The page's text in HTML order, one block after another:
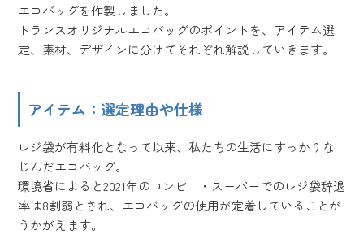
エコバッグを作製しました。
トランスオリジナルエコバッグのポイントを、アイテム選
定、素材、デザインに分けてそれぞれ解説していきます。
アイテム：選定理由や仕様
レジ袋が有料化となって以来、私たちの生活にすっかりな
じんだエコバッグ。
環境省によると2021年のコンビニ・スーパーでのレジ袋辞退
率は8割弱とされ、エコバッグの使用が定着していることが
うかがえます。